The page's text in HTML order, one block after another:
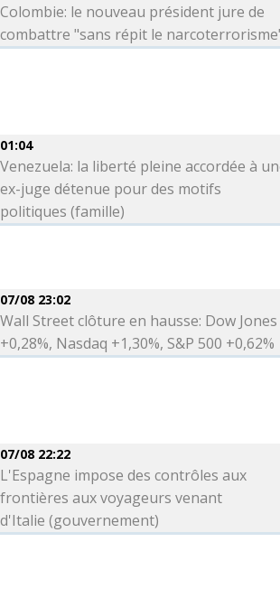
Colombie: le nouveau président jure de
combattre "sans répit le
01:04
Venezuela: la liberté pleine accordée à
ex-juge détenue pour des motifs
politiques (famille)
07/08 23:02
Wall Street clôture en hausse: Dow Jones
+0,28%, Nasdaq +1,30%, S&P 500 +0,62%
07/08 22:22
L'Espagne impose des contrôles aux
frontières aux voyageurs venant
d'Italie (gouvernement)